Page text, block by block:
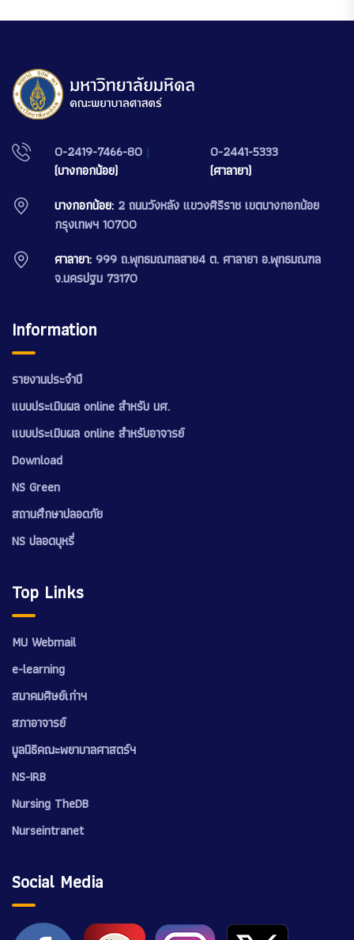
0-2419-7466-80 |
(บางกอกน้อย)
0-2441-5333
(ศาลายา)
บางกอกน้อย: 2 ถนนวังหลัง แขวงศิริราช เขตบางกอกน้อย
กรุงเทพฯ 10700
ศาลายา: 999 ถ.พุทธมณฑลสาย4 ต. ศาลายา อ.พุทธมณฑล
จ.นครปฐม 73170
Information
รายงานประจำปี
แบบประเมินผล online สำหรับ นศ.
แบบประเมินผล online สำหรับอาจารย์
Download
NS Green
สถานศึกษาปลอดภัย
NS ปลอดบุหรี่
Top Links
MU Webmail
e-learning
สมาคมศิษย์เก่าฯ
สภาอาจารย์
มูลนิธิคณะพยาบาลศาสตร์ฯ
NS-IRB
Nursing TheDB
Nurseintranet
Social Media